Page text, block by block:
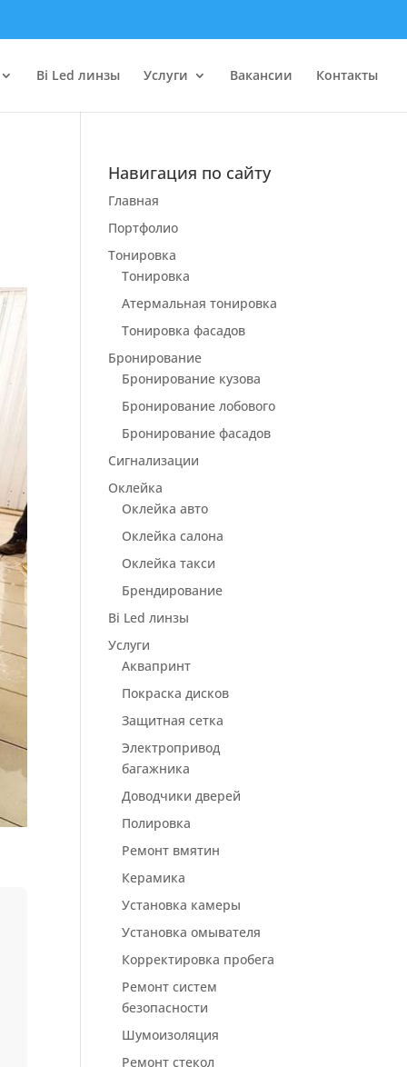
Bi Led линзы Услуги Вакансии Контакты
Навигация по сайту
Главная
Портфолио
Тонировка
Тонировка
Атермальная тонировка
Тонировка фасадов
Бронирование
Бронирование кузова
Бронирование лобового
Бронирование фасадов
Сигнализации
Оклейка
Оклейка авто
Оклейка салона
Оклейка такси
Брендирование
Bi Led линзы
Услуги
Аквапринт
Покраска дисков
Защитная сетка
Электропривод
багажника
Доводчики дверей
Полировка
Ремонт вмятин
Керамика
Установка камеры
Установка омывателя
Корректировка пробега
Ремонт систем
безопасности
Шумоизоляция
Ремонт стекол